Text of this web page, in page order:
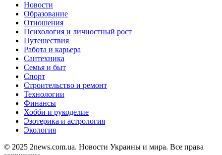
Новости
Образование
Отношения
Психология и личностный рост
Путешествия
Работа и карьера
Сантехника
Семья и быт
Спорт
Строительство и ремонт
Технологии
Финансы
Хобби и рукоделие
Эзотерика и астрология
Экология
© 2025 2news.com.ua. Новости Украины и мира. Все права